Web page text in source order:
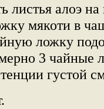
листья алоэ
мякоти в
ложку
3 чайные
густой